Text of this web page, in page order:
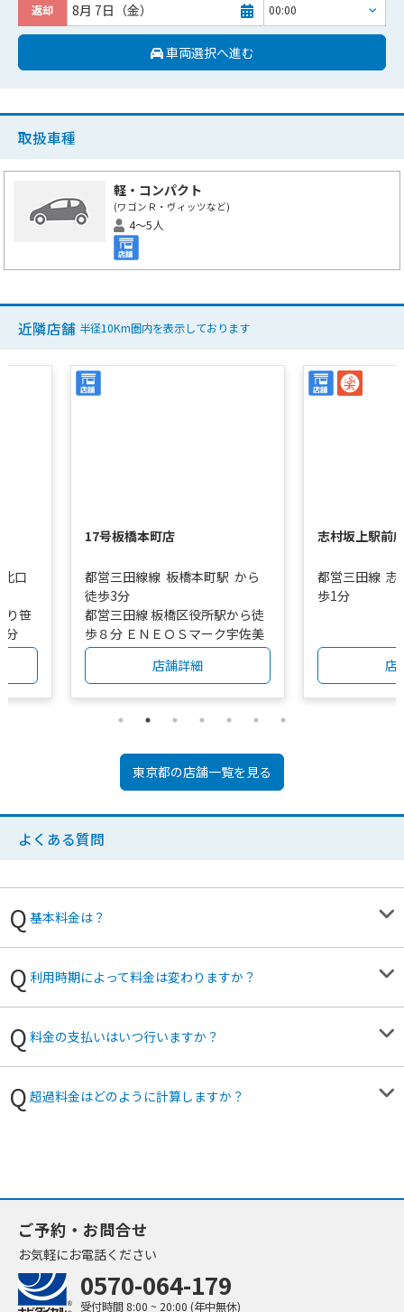
返却 8月 7日（金）
車両選択へ進む
取扱車種
軽・コンパクト
(ワゴンＲ・ヴィッツなど)
4～5人
近隣店舗 半径10Km圏内を表示しております
北口
り笹
分
17号板橋本町店
都営三田線線 板橋本町駅 から
徒歩3分
都営三田線 板橋区役所駅から徒
歩８分 ＥＮＥＯＳマーク宇佐美
スタンド内
店舗詳細
志村坂上駅前
都営三田線 志
歩1分
店
東京都の店舗一覧を見る
よくある質問
基本料金は？
利用時期によって料金は変わりますか？
料金の支払いはいつ行いますか？
超過料金はどのように計算しますか？
ご予約・お問合せ
お気軽にお電話ください
0570-064-179
受付時間 8:00 ~ 20:00 (年中無休)